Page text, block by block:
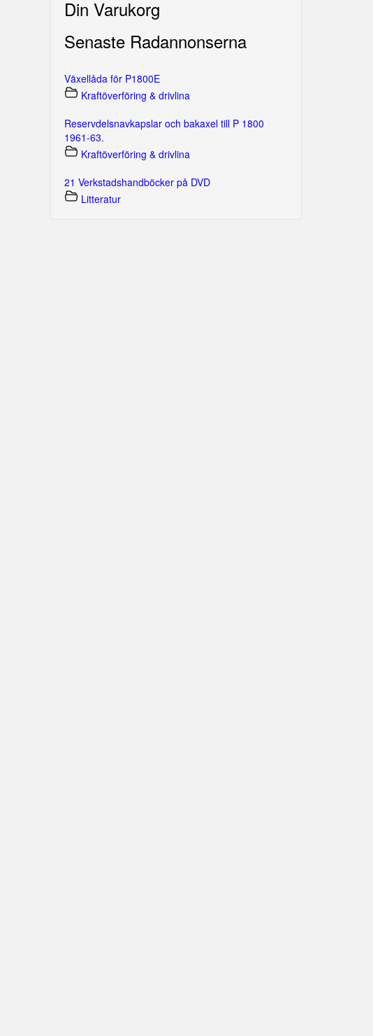
Din Varukorg
Senaste Radannonserna
Växellåda för P1800E
Kraftöverföring & drivlina
Reservdelsnavkapslar och bakaxel till P 1800
1961-63.
Kraftöverföring & drivlina
21 Verkstadshandböcker på DVD
Litteratur